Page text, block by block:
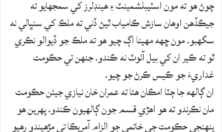
چوڻ هو ته مون اسٽيبلشمينٽ ۽ هينڊلرز کي سمجهايو ته
جيڪڏهن اوهان سازش ڪامياب ٿيڻ ڏني ته ملڪ کي سنڀالي نه
سگهبو. مون ڇهه مهينا اڳ چيو هو ته ملڪ جو ڏيوالو نڪري
ٿو ته ڪير ان کي بيل آئوٽ نه ڪندو. جنهن تي حڪومت
غداريءَ جو ڪيس ڪرڻ جو چيو.
ان ڳالهه جا ڄٽا امڪان هئا ته عمران خان نيازي جيئن حڪومت
مان نڪرندو ته هو اهڙي قسم جون ڳالهيون ڪندو. پهرين هو
پنهنجي حڪومت جي خاتمي جو الزام آمريڪا تي مڙهيندو رهيو